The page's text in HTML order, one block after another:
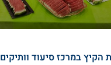
הקיץ במרכז סיעוד וותיקים